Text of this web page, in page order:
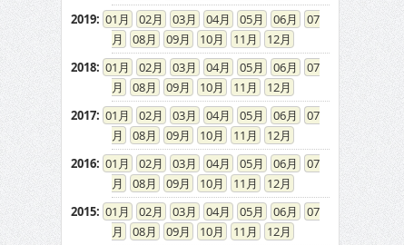
2019: 01 02 03 04 05 06
07
08
09 10 11
12
2018: 01 02 03 04 05 06
07
08
09 10 11
12
2017: 01 02 03 04 05 06
07
08
09 10 11
12
2016: 01 02 03 04 05 06
07
08
09 10 11
12
2015: 01 02 03 04 05 06
07
08
09 10 11
12